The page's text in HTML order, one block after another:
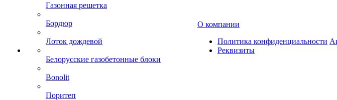
Газонная решетка
Бордюр
Лоток дождевой
Белорусские газобетонные блоки
Bonolit
Поритеп
О компании
Политика конфиденциальности
Реквизиты